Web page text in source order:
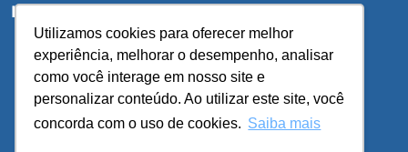
Utilizamos cookies para oferecer melhor
experiência, melhorar o desempenho, analisar
como você interage em nosso site e
personalizar conteúdo. Ao utilizar este site, você
concorda com o uso de cookies. Saiba mais
Institucional
Inscreva-se
Sobre a UCP
Unidades